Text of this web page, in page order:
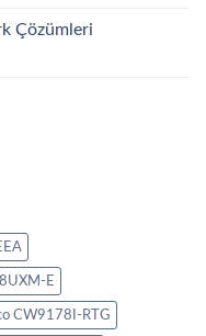
Çözümleri
E
CW9178I-RTG